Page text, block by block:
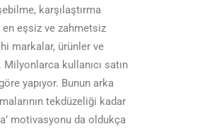
karşılaştırma
eşsiz ve zahmetsiz
markalar, ürünler ve
kullanıcı satın
yapıyor. Bunun arka
tekdüzeliği kadar
motivasyonu da oldukça